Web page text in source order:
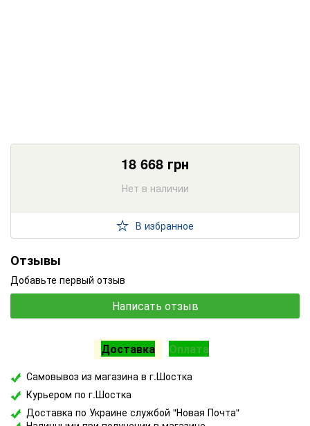
18 668 грн
Нет в наличии
В избранное
Отзывы
Добавьте первый отзыв
Написать отзыв
Доставка Оплата
Самовывоз из магазина в г.Шостка
Курьером по г.Шостка
Доставка по Украине службой "Новая Почта"